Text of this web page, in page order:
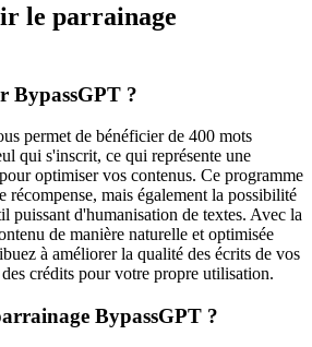
le parrainage
BypassGPT ?
permet de bénéficier de 400 mots
qui s'inscrit, ce qui représente une
optimiser vos contenus. Ce programme
récompense, mais également la possibilité
puissant d'humanisation de textes. Avec la
de manière naturelle et optimisée
à améliorer la qualité des écrits de vos
crédits pour votre propre utilisation.
BypassGPT ?